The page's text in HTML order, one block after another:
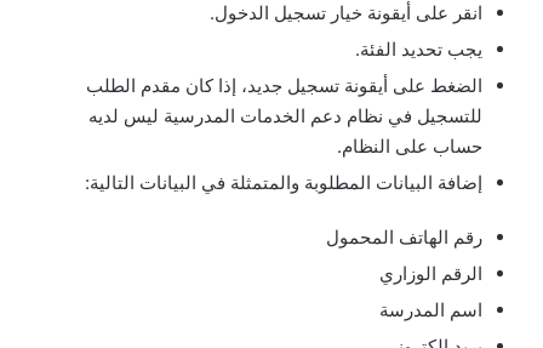
انقر على أيقونة خيار تسجيل الدخول.
يجب تحديد الفئة.
الضغط على أيقونة تسجيل جديد، إذا كان مقدم الطلب
للتسجيل في نظام دعم الخدمات المدرسية ليس لديه
حساب على النظام.
إضافة البيانات المطلوبة والمتمثلة في البيانات التالية:
رقم الهاتف المحمول
الرقم الوزاري
اسم المدرسة